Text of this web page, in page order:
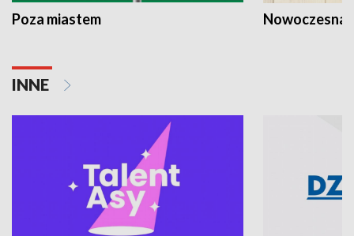
Poza miastem Nowoczesna
INNE